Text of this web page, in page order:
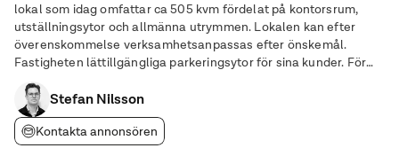
lokal som idag omfattar ca 505 kvm fördelat på kontorsrum,
utställningsytor och allmänna utrymmen. Lokalen kan efter
överenskommelse verksamhetsanpassas efter önskemål.
Fastigheten lättillgängliga parkeringsytor för sina kunder. För
ytterligare information, välkommen att kontakta Stefan Nilsson,
NP3 Fastigheter.
Stefan Nilsson
Kontakta annonsören